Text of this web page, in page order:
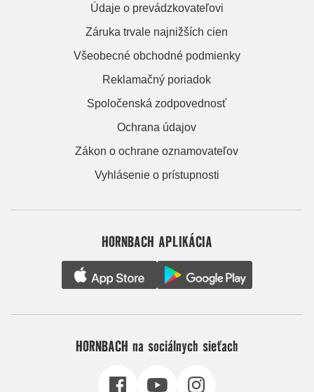
Údaje o prevádzkovateľovi
Záruka trvale najnižších cien
Všeobecné obchodné podmienky
Reklamačný poriadok
Spoločenská zodpovednosť
Ochrana údajov
Zákon o ochrane oznamovateľov
Vyhlásenie o prístupnosti
HORNBACH APLIKÁCIA
HORNBACH na sociálnych sieťach